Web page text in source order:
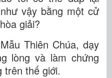
vậy bằng một cử
giải?
Thiên Chúa, dạy
lòng và làm chứng
trên thế giới.